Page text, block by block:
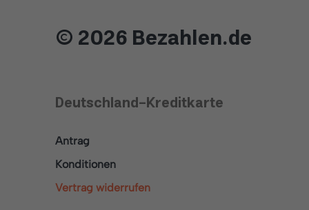
© 2026 Bezahlen.de
Deutschland-Kreditkarte
Antrag
Konditionen
Vertrag widerrufen